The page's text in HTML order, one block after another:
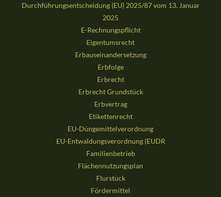
Durchführungsentscheidung (EU) 2025/87 vom 13. Januar
2025
E-Rechnungspflicht
Eigentumsrecht
Erbauseinandersetzung
Erbfolge
Erbrecht
Erbrecht Grundstück
Erbvertrag
Etikettenrecht
EU-Düngemittelverordnung
EU-Entwaldungsverordnung (EUDR
Familienbetrieb
Flächennutzungsplan
Flurstück
Fördermittel